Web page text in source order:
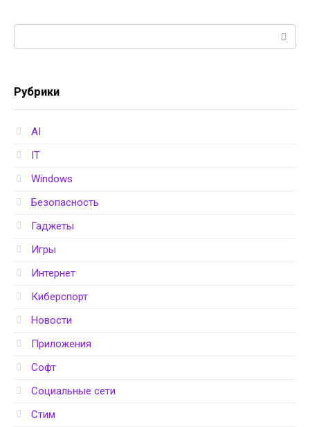
Рубрики
AI
IT
Windows
Безопасность
Гаджеты
Игры
Интернет
Киберспорт
Новости
Приложения
Софт
Социальные сети
Стим